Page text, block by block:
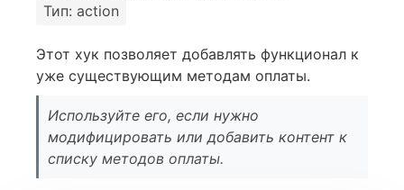
Тип: action
Этот хук позволяет добавлять функционал к
уже существующим методам оплаты.
Используйте его, если нужно
модифицировать или добавить контент к
списку методов оплаты.